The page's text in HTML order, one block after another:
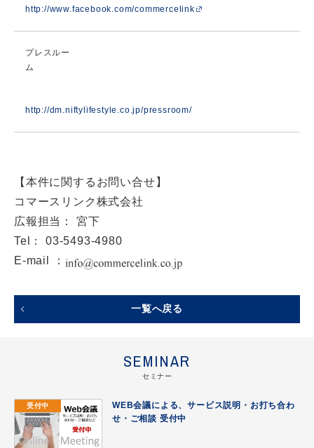
http://www.facebook.com/commercelink
プレスルー
ム
http://dm.niftylifestyle.co.jp/pressroom/
【本件に関するお問い合せ】
コマースリンク株式会社
広報担当： 宮下
Tel： 03-5493-4980
E-mail ：
一覧へ戻る
SEMINAR
セミナー
受付中
WEB会議による、サービス説明・お打ち合わ
せ・ご相談 受付中